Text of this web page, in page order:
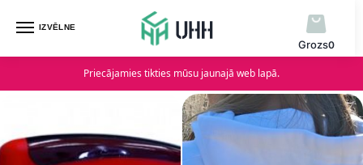
IZVĒLNE
0
Priecājamies tikties mūsu jaunajā web lapā.